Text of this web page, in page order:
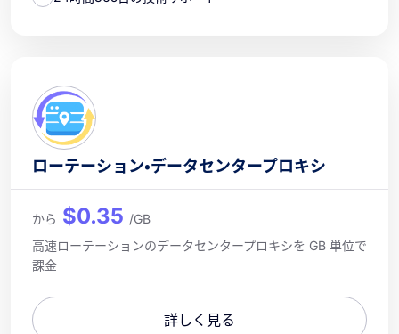
ローテーション・データセンタープロキシ
から $0.35 /GB
高速ローテーションのデータセンタープロキシを GB 単位で
課金
詳しく見る